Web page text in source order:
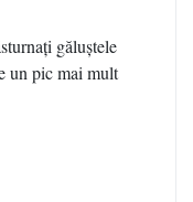
găluştele
un pic mai mult